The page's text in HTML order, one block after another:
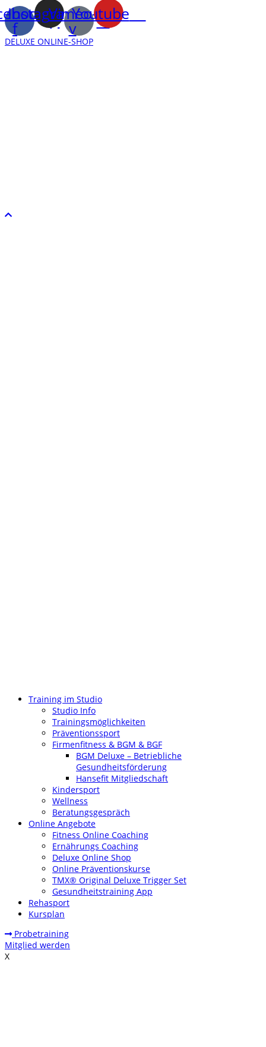
f
Instagram
Vimeo-
v
Youtube
DELUXE ONLINE-SHOP
Training im Studio
Studio Info
Trainingsmöglichkeiten
Präventionssport
Firmenfitness & BGM & BGF
BGM Deluxe – Betriebliche
Gesundheitsförderung
Hansefit Mitgliedschaft
Kindersport
Wellness
Beratungsgespräch
Online Angebote
Fitness Online Coaching
Ernährungs Coaching
Deluxe Online Shop
Online Präventionskurse
TMX® Original Deluxe Trigger Set
Gesundheitstraining App
Rehasport
Kursplan
Probetraining
Mitglied werden
X